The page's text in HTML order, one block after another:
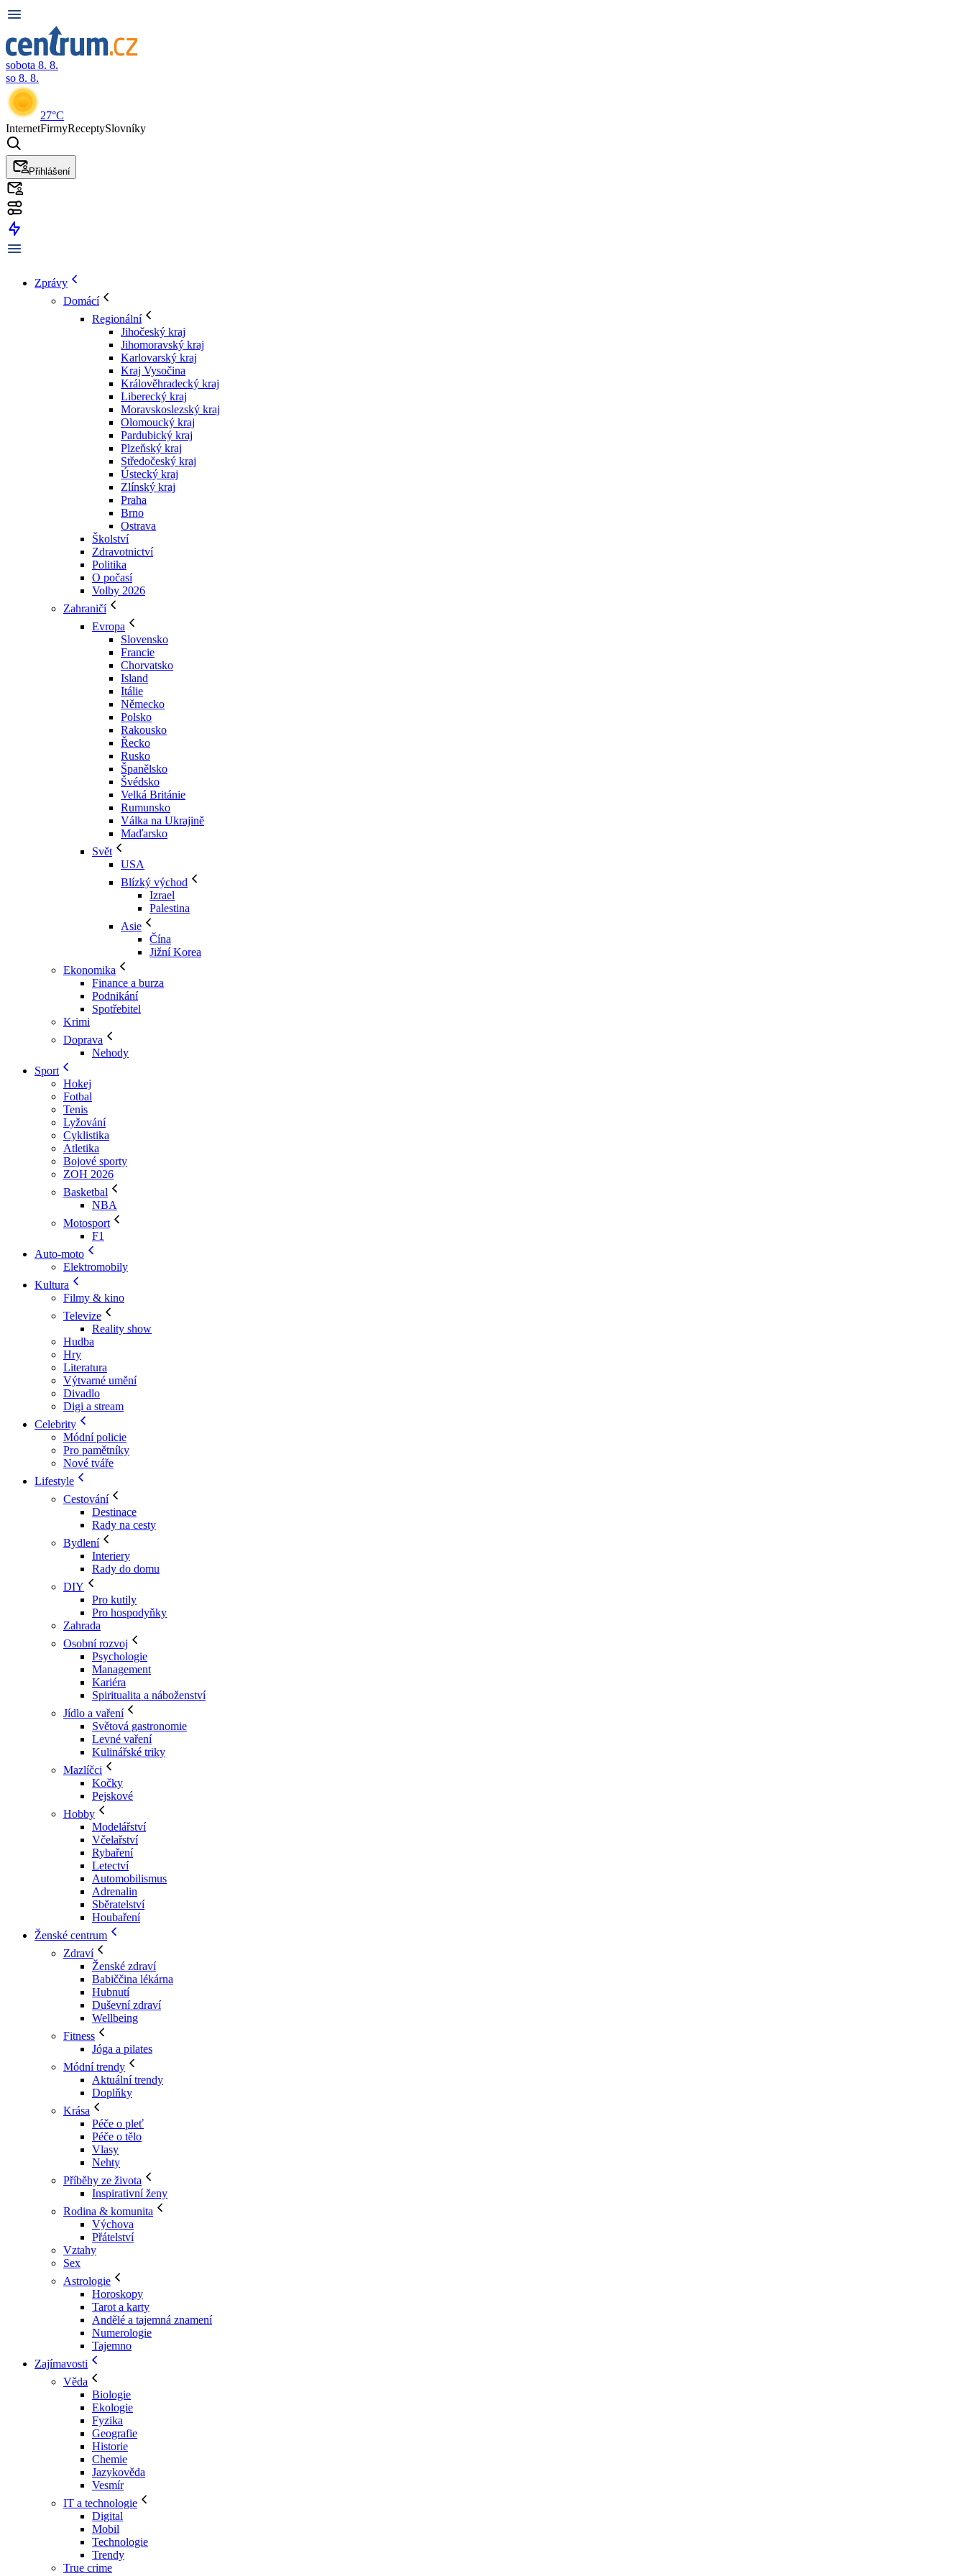
sobota 8. 8.
so 8. 8.
27°C
InternetFirmyReceptySlovníky
Přihlášení
Zprávy
Domácí
Regionální
Jihočeský kraj
Jihomoravský kraj
Karlovarský kraj
Kraj Vysočina
Králověhradecký kraj
Liberecký kraj
Moravskoslezský kraj
Olomoucký kraj
Pardubický kraj
Plzeňský kraj
Středočeský kraj
Ústecký kraj
Zlínský kraj
Praha
Brno
Ostrava
Školství
Zdravotnictví
Politika
O počasí
Volby 2026
Zahraničí
Evropa
Slovensko
Francie
Chorvatsko
Island
Itálie
Německo
Polsko
Rakousko
Řecko
Rusko
Španělsko
Švédsko
Velká Británie
Rumunsko
Válka na Ukrajině
Maďarsko
Svět
USA
Blízký východ
Izrael
Palestina
Asie
Čína
Jižní Korea
Ekonomika
Finance a burza
Podnikání
Spotřebitel
Krimi
Doprava
Nehody
Sport
Hokej
Fotbal
Tenis
Lyžování
Cyklistika
Atletika
Bojové sporty
ZOH 2026
Basketbal
NBA
Motosport
F1
Auto-moto
Elektromobily
Kultura
Filmy & kino
Televize
Reality show
Hudba
Hry
Literatura
Výtvarné umění
Divadlo
Digi a stream
Celebrity
Módní policie
Pro pamětníky
Nové tváře
Lifestyle
Cestování
Destinace
Rady na cesty
Bydlení
Interiery
Rady do domu
DIY
Pro kutily
Pro hospodyňky
Zahrada
Osobní rozvoj
Psychologie
Management
Kariéra
Spiritualita a náboženství
Jídlo a vaření
Světová gastronomie
Levné vaření
Kulinářské triky
Mazlíčci
Kočky
Pejskové
Hobby
Modelářství
Včelařství
Rybaření
Letectví
Automobilismus
Adrenalin
Sběratelství
Houbaření
Ženské centrum
Zdraví
Ženské zdraví
Babiččina lékárna
Hubnutí
Duševní zdraví
Wellbeing
Fitness
Jóga a pilates
Módní trendy
Aktuální trendy
Doplňky
Krása
Péče o pleť
Péče o tělo
Vlasy
Nehty
Příběhy ze života
Inspirativní ženy
Rodina & komunita
Výchova
Přátelství
Vztahy
Sex
Astrologie
Horoskopy
Tarot a karty
Andělé a tajemná znamení
Numerologie
Tajemno
Zajímavosti
Věda
Biologie
Ekologie
Fyzika
Geografie
Historie
Chemie
Jazykověda
Vesmír
IT a technologie
Digital
Mobil
Technologie
Trendy
True crime